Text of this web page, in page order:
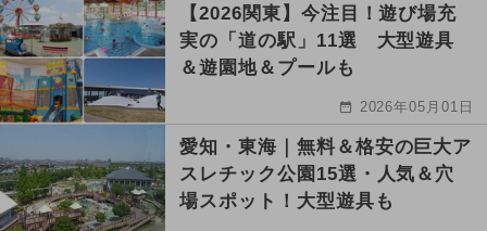
【2026関東】今注目！遊び場充
実の「道の駅」11選 大型遊具
＆遊園地＆プールも
2026年05月01日
愛知・東海｜無料＆格安の巨大ア
スレチック公園15選・人気＆穴
場スポット！大型遊具も